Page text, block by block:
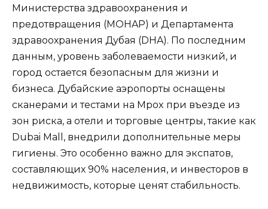
Министерства здравоохранения и
предотвращения (MOHAP) и Департамента
здравоохранения Дубая (DHA). По последним
данным, уровень заболеваемости низкий, и
город остается безопасным для жизни и
бизнеса. Дубайские аэропорты оснащены
сканерами и тестами на Mpox при въезде из
зон риска, а отели и торговые центры, такие как
Dubai Mall, внедрили дополнительные меры
гигиены. Это особенно важно для экспатов,
составляющих 90% населения, и инвесторов в
недвижимость, которые ценят стабильность.